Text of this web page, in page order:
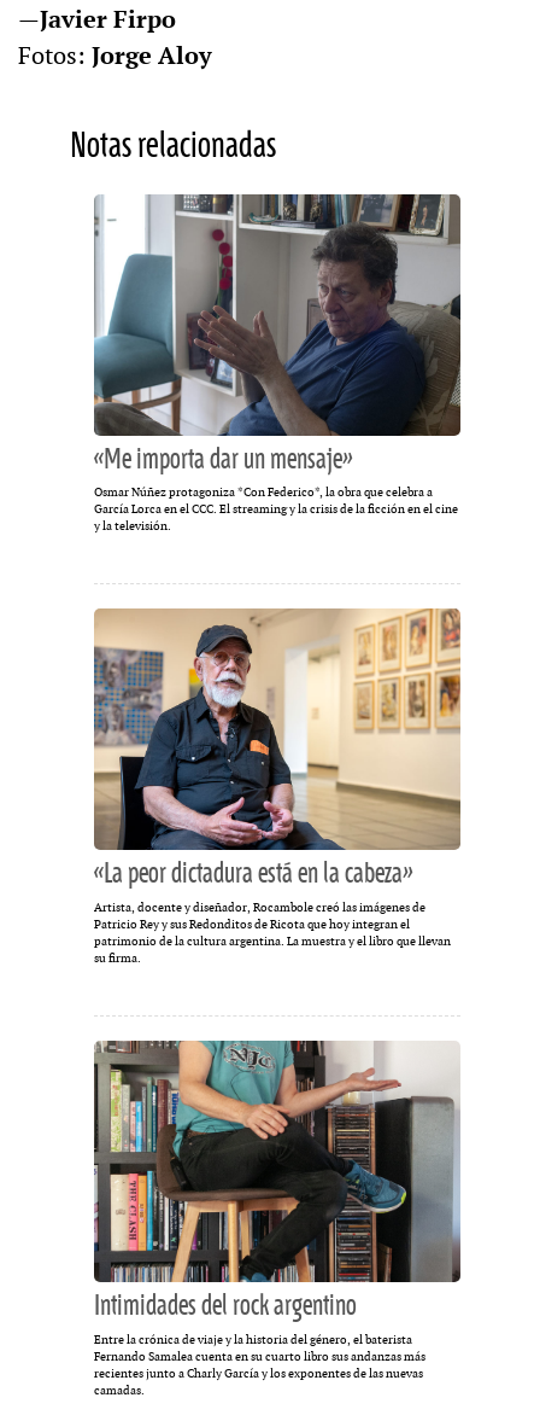
—Javier Firpo
Fotos: Jorge Aloy
Notas relacionadas
«Me importa dar un mensaje»
Osmar Núñez protagoniza *Con Federico*, la obra que celebra a
García Lorca en el CCC. El streaming y la crisis de la ficción en el cine
y la televisión.
«La peor dictadura está en la cabeza»
Artista, docente y diseñador, Rocambole creó las imágenes de
Patricio Rey y sus Redonditos de Ricota que hoy integran el
patrimonio de la cultura argentina. La muestra y el libro que llevan
su firma.
Intimidades del rock argentino
Entre la crónica de viaje y la historia del género, el baterista
Fernando Samalea cuenta en su cuarto libro sus andanzas más
recientes junto a Charly García y los exponentes de las nuevas
camadas.